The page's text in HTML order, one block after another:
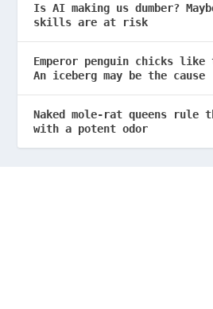
Is AI making us dumber?
skills are at risk
Emperor penguin chicks like
An iceberg may be the cause
Naked mole-rat queens rule
with a potent odor